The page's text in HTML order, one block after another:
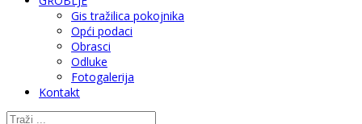
Gis tražilica pokojnika
Opći podaci
Obrasci
Odluke
Fotogalerija
Kontakt